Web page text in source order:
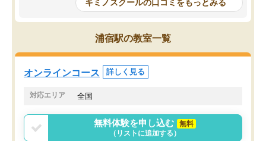
講師の方との距離も近く、親身なコー
チングのおかげで、停滞期もモチベー
ションを維持できました。「やらされ
る勉強」から「目標のための勉強」へ
意識が変わったことが、目標校への合
ルなので、家での学習習
身につきました。結果と
た。自分から学ぶ姿勢を
キミノスクールの口コミをもっとみる
浦宿駅の教室一覧
オンラインコース 詳しく見る
対応エリア 全国
無料体験を申し込む
無料
（リストに追加する）